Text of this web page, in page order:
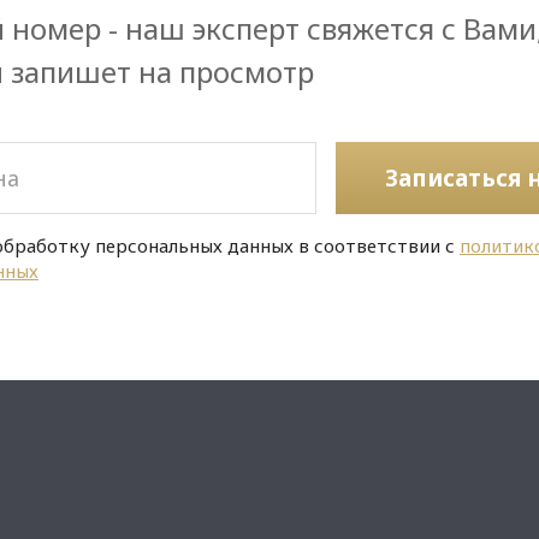
номер - наш эксперт свяжется с
запишет на просмотр
Записаться
персональных данных в соответствии с